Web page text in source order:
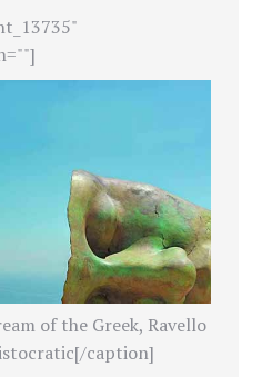
of the Greek, Ravello
caption]